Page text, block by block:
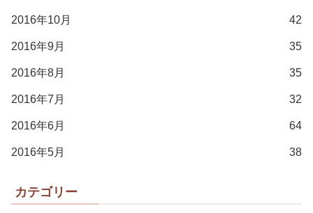
2016年10月 42
2016年9月 35
2016年8月 35
2016年7月 32
2016年6月 64
2016年5月 38
カテゴリー